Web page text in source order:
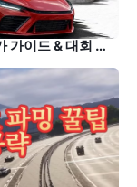
Forza Horizon 6：전체 클래스별 레이스카 가이드 & 대회 추천